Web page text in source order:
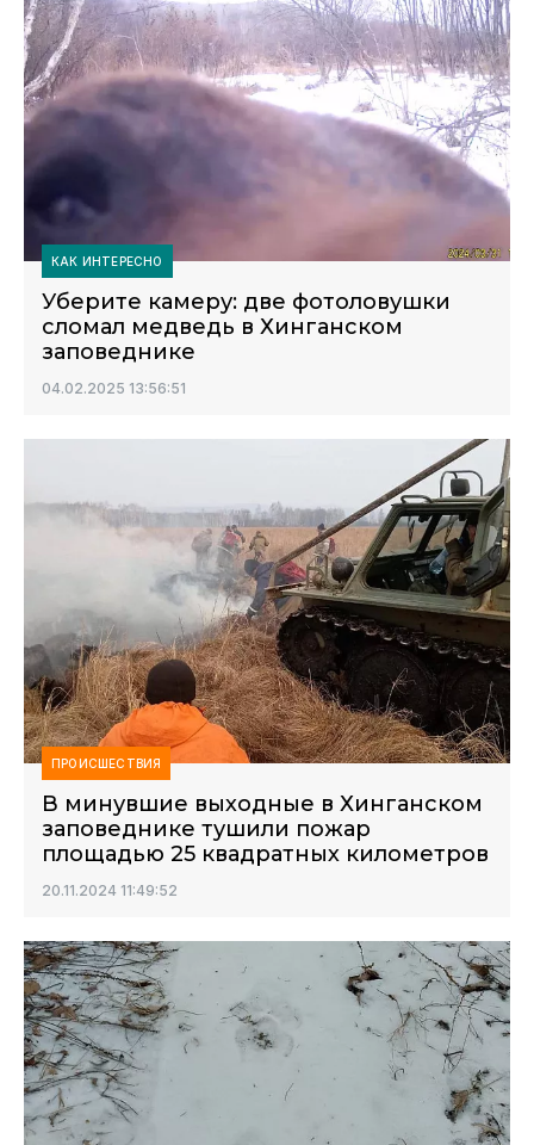
КАК ИНТЕРЕСНО
Уберите камеру: две фотоловушки
сломал медведь в Хинганском
заповеднике
04.02.2025 13:56:51
ПРОИСШЕСТВИЯ
В минувшие выходные в Хинганском
заповеднике тушили пожар
площадью 25 квадратных километров
20.11.2024 11:49:52